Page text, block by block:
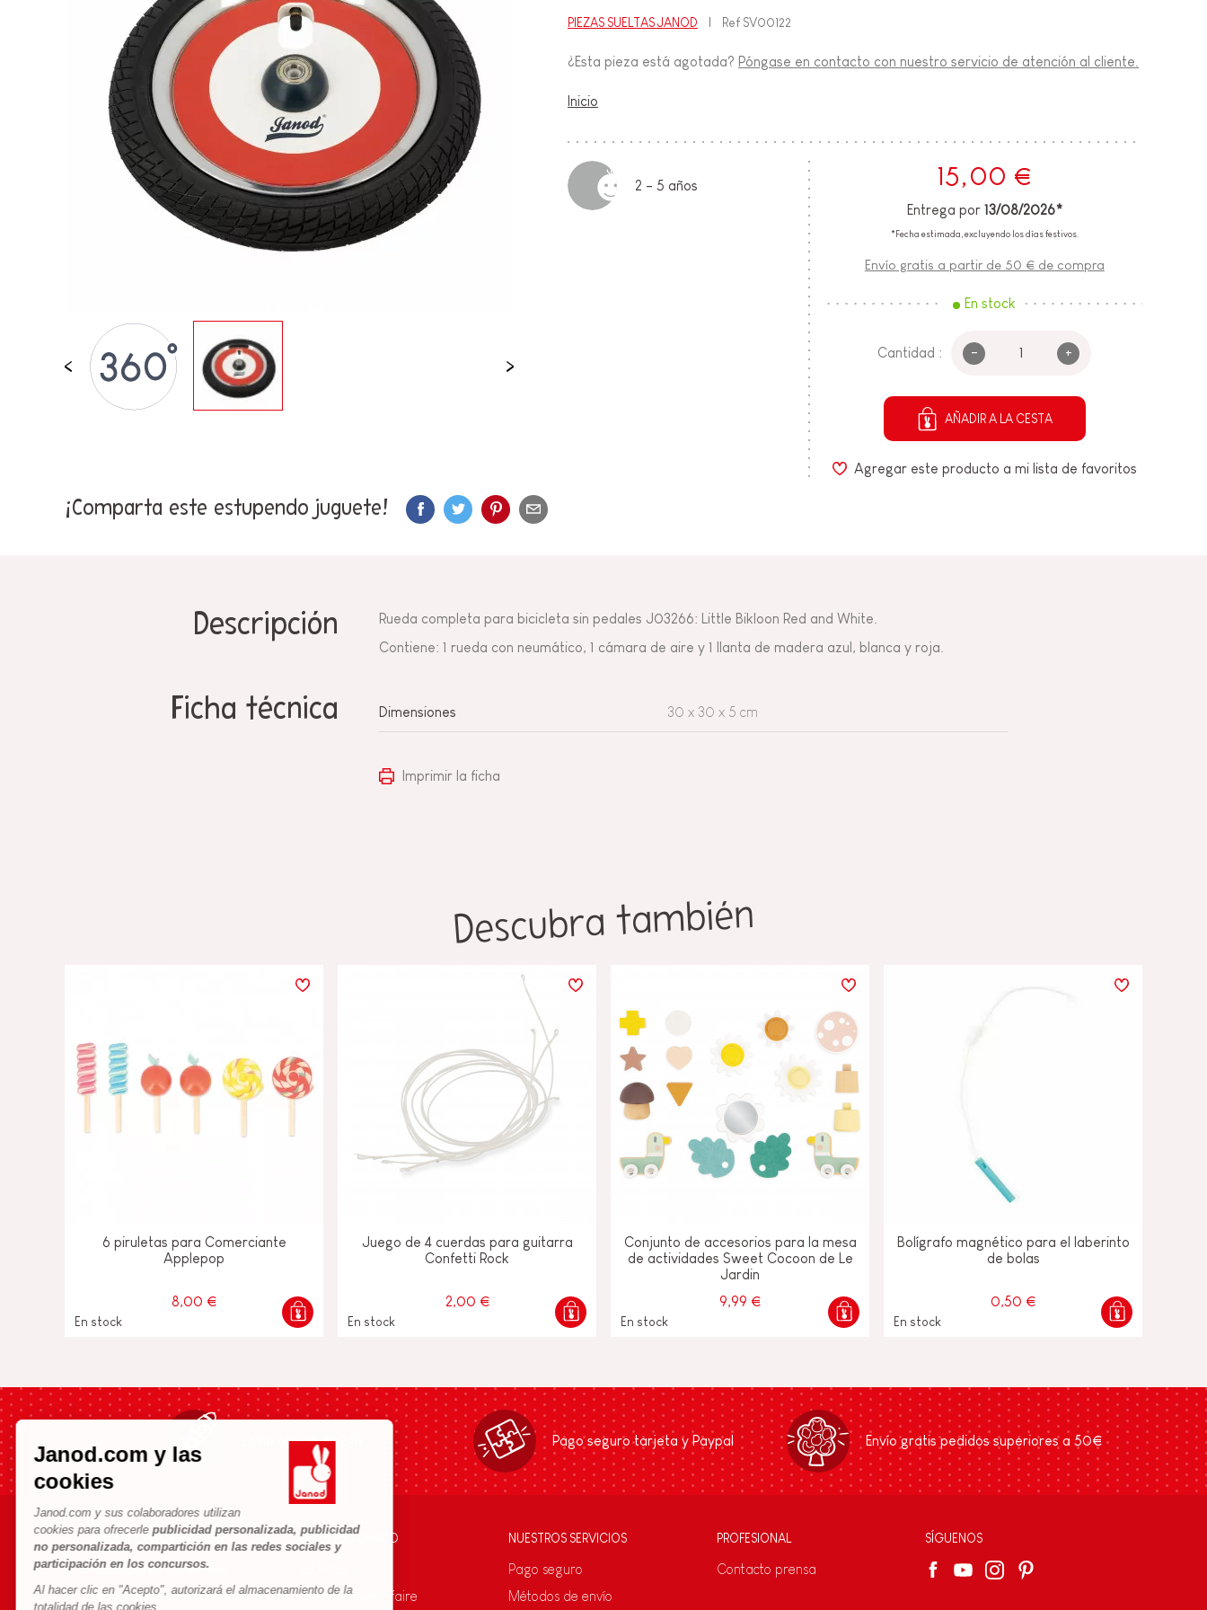
Janod.com y las
cookies
Janod.com y sus colaboradores utilizan
cookies para ofrecerlepublicidad personalizada, publicidad
no personalizada, compartición en las redes sociales y
participación en los concursos.
Al hacer clic en "Acepto", autorizará el almacenamiento de la
totalidad de las cookies.
BEBÉS & PRIMERA INFANCIA
JUEGOS DE IMITACION
UNIVERSOS
AIRE LIBRE
PIZARRAS, MOBILIARIO &
DECORACION
PIEZAS SUELTAS PIEZAS SUELTAS JANOD Ref SV00122
¿Esta pieza está agotada? Póngase en contacto con nuestro servicio de atención al cliente.
Inicio
2 - 5 años 15,00 €
Entrega por 13/08/2026*
*Fecha estimada, excluyendo los días festivos.
Envío gratis a partir de 50 € de compra
En stock
Cantidad : - +
AÑADIR A LA CESTA
Agregar este producto a mi lista de favoritos
¡Comparta este estupendo juguete!
Descripción
Rueda completa para bicicleta sin pedales J03266: Little Bikloon Red and White.
Contiene: 1 rueda con neumático, 1 cámara de aire y 1 llanta de madera azul, blanca y roja.
Ficha técnica Dimensiones 30 x 30 x 5 cm
Imprimir la ficha
Descubra también
6 piruletas para Comerciante
Applepop
8,00 €
En stock
Juego de 4 cuerdas para guitarra
Confetti Rock
2,00 €
En stock
Conjunto de accesorios para la mesa
de actividades Sweet Cocoon de Le
Jardin
9,99 €
En stock
Bolígrafo magnético para el laberinto
de bolas
0,50 €
En stock
Envío rápido en 24h Pago seguro tarjeta y Paypal Envío gratis pedidos superiores a 50€
AYUDA E INFORMACIÓN
Condiciones Generales
Preguntas más frecuentes
UNIVERSO JANOD
Nuestro savoir-faire
NUESTROS SERVICIOS
Pago seguro
Métodos de envío
PROFESIONAL
Contacto prensa
SÍGUENOS